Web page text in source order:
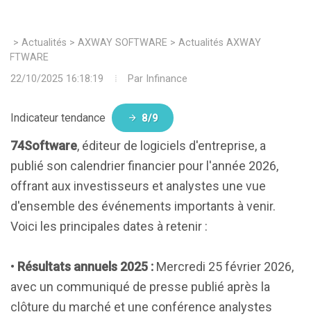
> Actualités > AXWAY SOFTWARE > Actualités AXWAY
22/10/2025 16:18:19
Par Infinance
Indicateur tendance 8/9
74Software, éditeur de logiciels d'entreprise, a
publié son calendrier financier pour l'année 2026,
offrant aux investisseurs et analystes une vue
d'ensemble des événements importants à venir.
Voici les principales dates à retenir :
• Résultats annuels 2025 : Mercredi 25 février 2026,
avec un communiqué de presse publié après la
clôture du marché et une conférence analystes